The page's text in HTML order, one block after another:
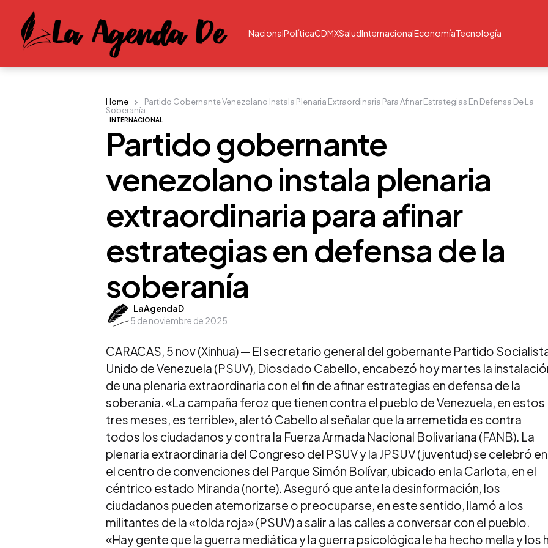
NacionalPolíticaCDMXSaludInternacionalEconomíaTecnología
INTERNACIONAL
Partido gobernante
venezolano instala plenaria
extraordinaria para afinar
estrategias en defensa de la
soberanía
Posted
by
LaAgendaD
5 de noviembre de 2025
Home
Partido Gobernante Venezolano Instala Plenaria Extraordinaria Para Afinar Estrategias En Defensa De La
Soberanía
CARACAS, 5 nov (Xinhua) — El secretario general del gobernante Partido
Unido de Venezuela (PSUV), Diosdado Cabello, encabezó hoy martes la
de una plenaria extraordinaria con el fin de afinar estrategias en defensa de la
soberanía. «La campaña feroz que tienen contra el pueblo de Venezuela, en estos
tres meses, es terrible», alertó Cabello al señalar que la arremetida es contra
todos los ciudadanos y contra la Fuerza Armada Nacional Bolivariana (FANB). La
plenaria extraordinaria del Congreso del PSUV y la JPSUV (juventud) se celebró en
el centro de convenciones del Parque Simón Bolívar, ubicado en la Carlota, en el
céntrico estado Miranda (norte). Aseguró que ante la desinformación, los
ciudadanos pueden atemorizarse o preocuparse, en este sentido, llamó a los
militantes de la «tolda roja» (PSUV) a salir a las calles a conversar con el pueblo.
«Hay gente que la guerra mediática y la guerra psicológica le ha hecho mella y los